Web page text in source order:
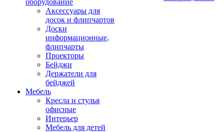
оборудование
Аксессуары для
досок и флипчартов
Доски
информационные,
флипчарты
Проекторы
Бейджи
Держатели для
бейджей
Мебель
Кресла и стулья
офисные
Интерьер
Мебель для детей